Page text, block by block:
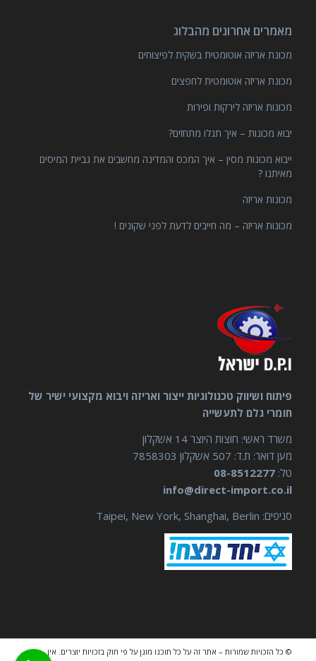
מאמרים אחרונים מהבלוג
מכונת אריזה אוטומטית בשקית לפיצוחים
מכונת אריזה אוטומטית לחפצים
מכונות אריזה לירקות ופירות
יבוא מכונות – איך תגלו מתחזים?
ייבוא מכונות מסין – איך המכס והמדינה מחשבים את גביית המיסים
מאיתנו ?
מכונות אריזה
מכונות אריזה – מה חייבים לדעת לפני שקונים !
פיתוח ושיווק טכנולוגיות ייצור ואריזה ויבוא מקצועי ישיר של
חומרי גלם לתעשייה
משרד ראשי: חוצות היוצר 14 אשקלון
מען דואר: ת.ד: 507 אשקלון 7858303
טל: 08-8512277
info@direct-import.co.il
סניפים: Taipei, New York, Shanghai, Berlin
© כל הזכויות שמורות – אתר זה על כל תוכנו מוגן על פי חוק בזכויות יוצרים. אין